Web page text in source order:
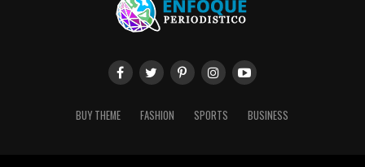
BUY THEME FASHION SPORTS BUSINESS